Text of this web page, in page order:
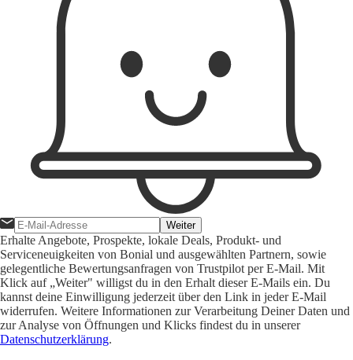
Weiter
Erhalte Angebote, Prospekte, lokale Deals, Produkt- und
Serviceneuigkeiten von Bonial und ausgewählten Partnern, sowie
gelegentliche Bewertungsanfragen von Trustpilot per E-Mail. Mit
Klick auf „Weiter" willigst du in den Erhalt dieser E-Mails ein. Du
kannst deine Einwilligung jederzeit über den Link in jeder E-Mail
widerrufen. Weitere Informationen zur Verarbeitung Deiner Daten und
zur Analyse von Öffnungen und Klicks findest du in unserer
Datenschutzerklärung.